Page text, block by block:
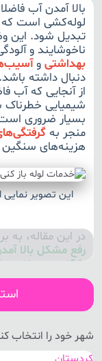
بالا آمدن آب
لوله‌کشی است
تبدیل شود. این
ناخوشایند و
بهداشتی و
دنبال داشته باشد.
از آنجایی که آب
شیمیایی خطرناک
بسیار ضروری
منجر به
هزینه‌های سنگین
این تصویر نمایی
در این مقاله، به
رفع مشکل بالا
بازکنی در سنندج
علل این مشکل،
ایجاد مشکلات
در صورتی که
لوله باز کنی
شهر خود را انتخاب